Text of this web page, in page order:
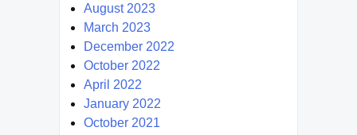
August 2023
March 2023
December 2022
October 2022
April 2022
January 2022
October 2021